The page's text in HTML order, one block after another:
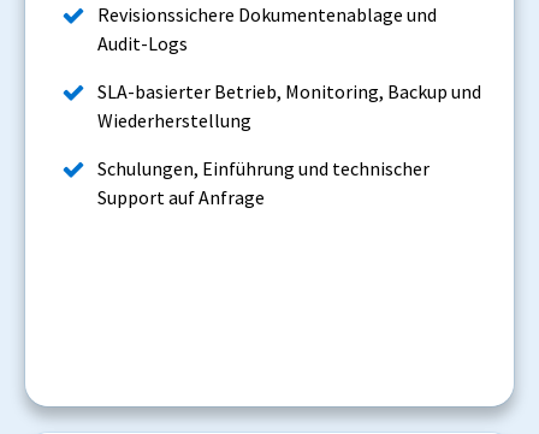
Revisionssichere Dokumentenablage und
Audit-Logs
SLA-basierter Betrieb, Monitoring, Backup und
Wiederherstellung
Schulungen, Einführung und technischer
Support auf Anfrage